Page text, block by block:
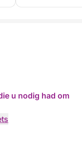
u nodig had om